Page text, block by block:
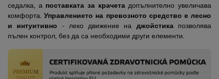
седалка, а поставката за крачетадопълнително увеличава
комфорта.Управлението на превозното средство е лесно
и интуитивно - леко движение на джойстикапозволява
пълен контрол, без да са необходими други елементи.